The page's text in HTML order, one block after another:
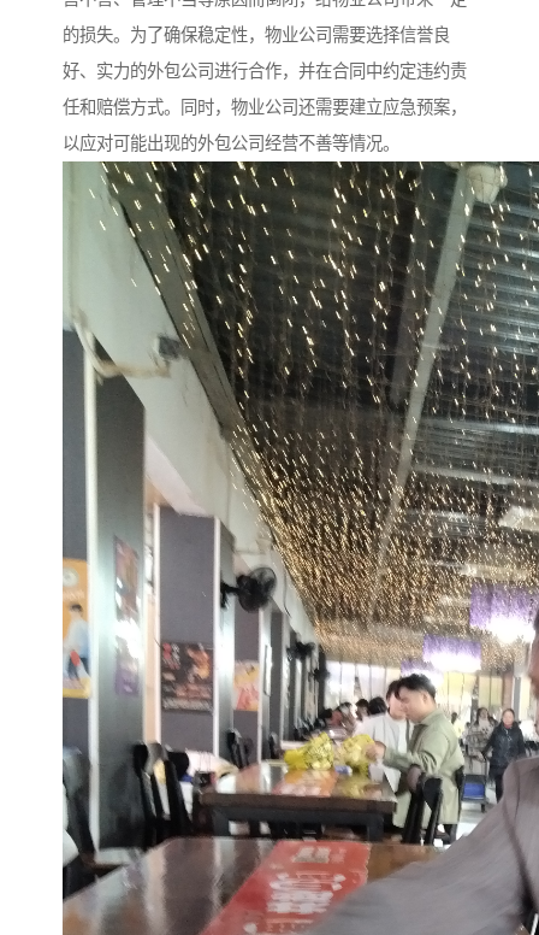
的损失。为了确保稳定性，物业公司需要选择信誉良
好、实力的外包公司进行合作，并在合同中约定违约责
任和赔偿方式。同时，物业公司还需要建立应急预案，
以应对可能出现的外包公司经营不善等情况。